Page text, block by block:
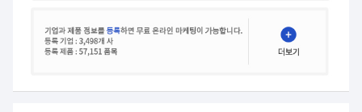
접수중 미국 바이어가 Hardener 경화제 TR400 제품을 찾고 있습니다.